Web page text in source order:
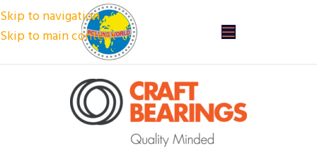
Skip to navigation
Skip to main content